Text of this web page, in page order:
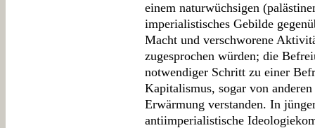
einem naturwüchsigen
imperialistisches Gebilde
Macht und verschworene
zugesprochen würden; die
notwendiger Schritt zu einer
Kapitalismus, sogar von
Erwärmung verstanden. In
antiimperialistische